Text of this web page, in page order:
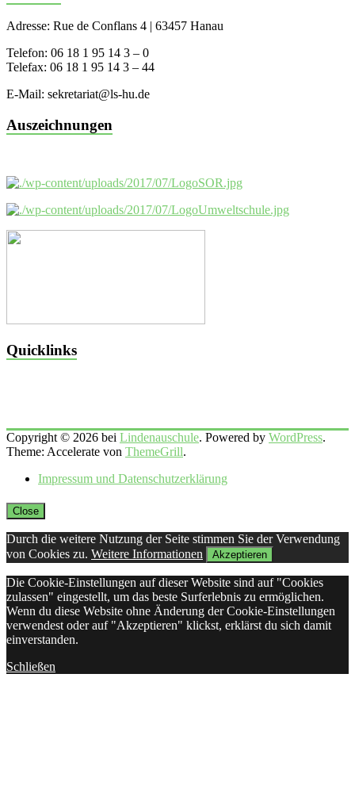
Adresse: Rue de Conflans 4 | 63457 Hanau
Telefon: 06 18 1 95 14 3 – 0
Telefax: 06 18 1 95 14 3 – 44
E-Mail: sekretariat@ls-hu.de
Auszeichnungen
Quicklinks
Copyright © 2026 bei Lindenauschule. Powered by WordPress.
Theme: Accelerate von ThemeGrill.
Impressum und Datenschutzerklärung
Close
Durch die weitere Nutzung der Seite stimmen Sie der Verwendung
von Cookies zu. Weitere Informationen Akzeptieren
Die Cookie-Einstellungen auf dieser Website sind auf "Cookies
zulassen" eingestellt, um das beste Surferlebnis zu ermöglichen.
Wenn du diese Website ohne Änderung der Cookie-Einstellungen
verwendest oder auf "Akzeptieren" klickst, erklärst du sich damit
einverstanden.
Schließen